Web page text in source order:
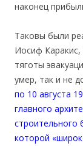
наконец
Таковы были
Иосиф Каракис,
тяготы
умер, так и не
по 10 августа
главного
строительного
которой